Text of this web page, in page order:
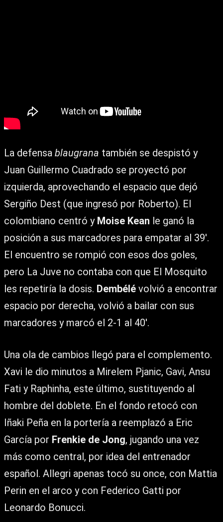
La defensa blaugrana también se despistó y
Juan Guillermo Cuadrado se proyectó por
izquierda, aprovechando el espacio que dejó
Sergiño Dest (que ingresó por Roberto). El
colombiano centró y Moise Kean le ganó la
posición a sus marcadores para empatar al 39′.
El encuentro se rompió con esos dos goles,
pero La Juve no contaba con que El Mosquito
les repetiría la dosis. Dembélé volvió a encontrar
espacio por derecha, volvió a bailar con sus
marcadores y marcó el 2-1 al 40′.
Una ola de cambios llegó para el complemento.
Xavi le dio minutos a Mirelem Pjanic, Gavi, Ansu
Fati y Raphinha, este último, sustituyendo al
hombre del doblete. En el fondo retocó con
Iñaki Peña en la portería a reemplazó a Eric
García por Frenkie de Jong, jugando una vez
más como central, por idea del entrenador
español. Allegri apenas tocó su once, con Mattia
Perin en el arco y con Federico Gatti por
Leonardo Bonucci.